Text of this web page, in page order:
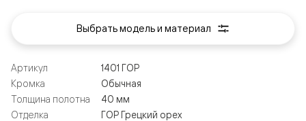
Артикул
1401 ГОР
Кромка
Обычная
Толщина полотна
40 мм
Отделка
ГОР Грецкий орех
Выбрать модель и материал